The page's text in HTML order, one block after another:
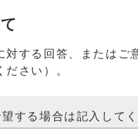
する回答、または
ださい）。
する場合は記入してく